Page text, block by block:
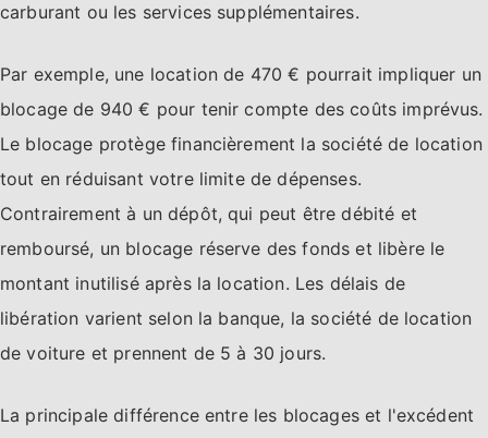
carburant ou les services supplémentaires.
Par exemple, une location de 470 € pourrait impliquer un
blocage de 940 € pour tenir compte des coûts imprévus.
Le blocage protège financièrement la société de location
tout en réduisant votre limite de dépenses.
Contrairement à un dépôt, qui peut être débité et
remboursé, un blocage réserve des fonds et libère le
montant inutilisé après la location. Les délais de
libération varient selon la banque, la société de location
de voiture et prennent de 5 à 30 jours.
La principale différence entre les blocages et l'excédent